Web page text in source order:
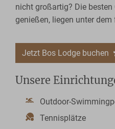
nicht großartig? Die besten
genießen, liegen unter
Jetzt Bos Lodge buchen
Unsere
Outdoor-
Tennisplätze